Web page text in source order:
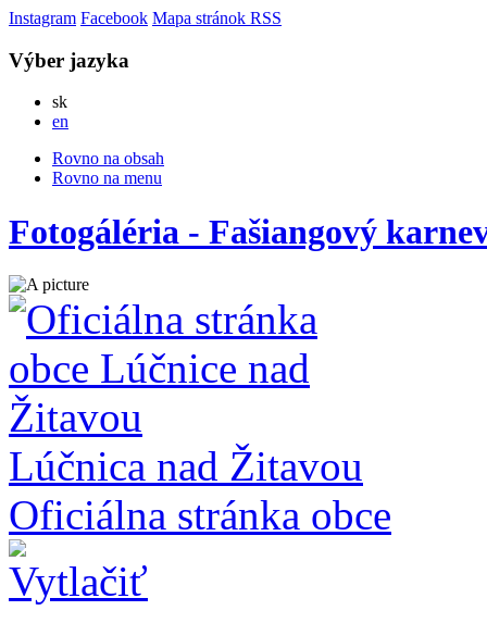
Instagram Facebook Mapa stránok RSS
Výber jazyka
skSlovensky
en
Rovno na obsah
Rovno na menu
Fotogáléria - Fašiangový
Lúčnica nad Žitavou
Oficiálna stránka obce